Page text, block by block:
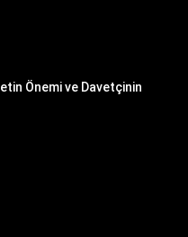
Önemi ve Davetçinin